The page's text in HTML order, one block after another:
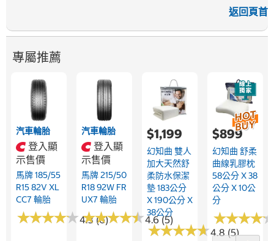
返回頁首
專屬推薦
汽車輪胎
登入顯
示售價
馬牌 185/55
R15 82V XL
CC7 輪胎
★★★★★
★★★★★4.3 (6)
汽車輪胎
登入顯
示售價
馬牌 215/50
R18 92W FR
UX7 輪胎
★★★★★
★★★★★4.6 (5)
$1,199
幻知曲 雙人
加大天然舒
柔防水保潔
墊 183公分
X 190公分 X
38公分
★★★★★
★★★★★4.8 (5)
$899
幻知曲 舒柔
曲線乳膠枕
58公分 X 38
公分 X 10公
分
★★★★
★★★★